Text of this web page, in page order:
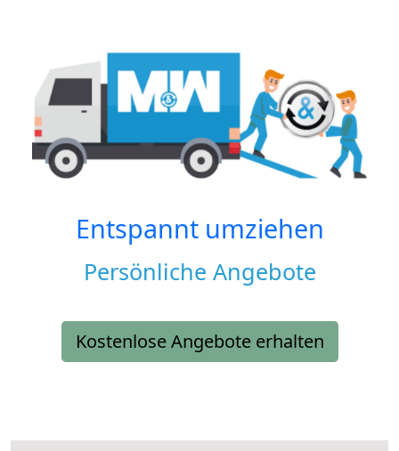
Entspannt umziehen
Persönliche Angebote
Kostenlose Angebote erhalten